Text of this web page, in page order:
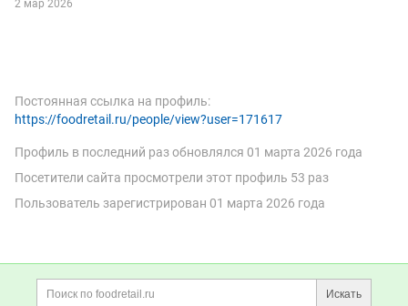
2 мар 2026
Постоянная ссылка на профиль:
https://foodretail.ru/people/view?user=171617
Профиль в последний раз обновлялся 01 марта 2026 года
Посетители сайта просмотрели этот профиль 53 раз
Пользователь зарегистрирован 01 марта 2026 года
Дополнительная информация
Поиск по сайту и
Искать